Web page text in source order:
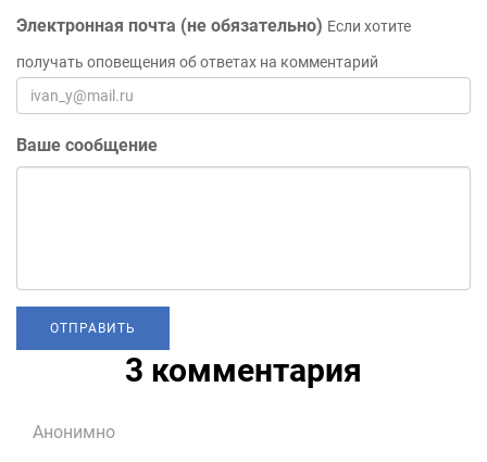
Электронная почта (не обязательно) Если хотите
получать оповещения об ответах на комментарий
Ваше сообщение
3 комментария
Анонимно